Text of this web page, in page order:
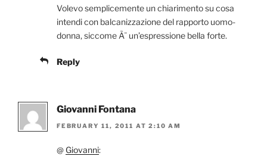
Volevo semplicemente un chiarimento su cosa
intendi con balcanizzazione del rapporto uomo-
donna, siccome Ã¨ un’espressione bella forte.
Reply
Giovanni Fontana
FEBRUARY 11, 2011 AT 2:10 AM
@ Giovanni: